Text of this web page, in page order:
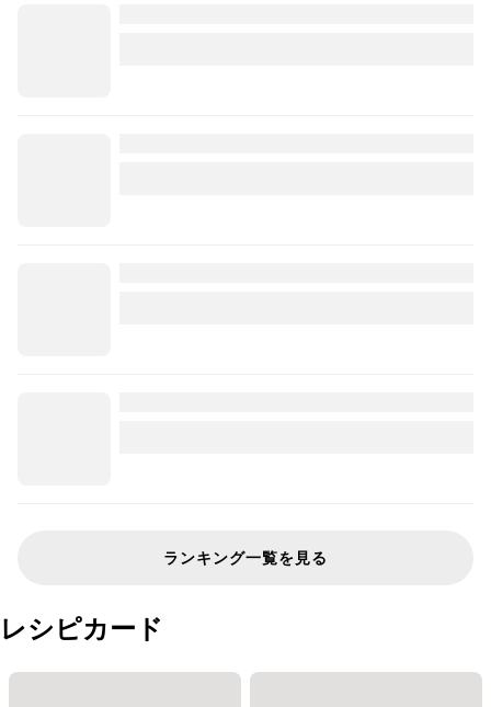
ランキング一覧を見る
レシピカード